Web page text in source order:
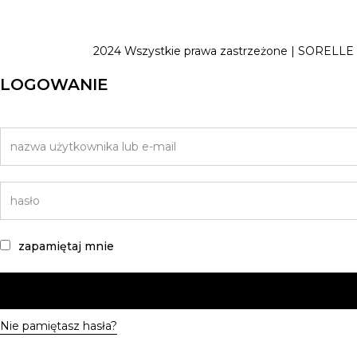
2024 Wszystkie prawa zastrzeżone | SORELLE
LOGOWANIE
zapamiętaj mnie
Nie pamiętasz hasła?